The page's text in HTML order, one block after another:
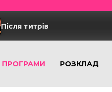
Після титрів
ПРОГРАМИ РОЗКЛАД